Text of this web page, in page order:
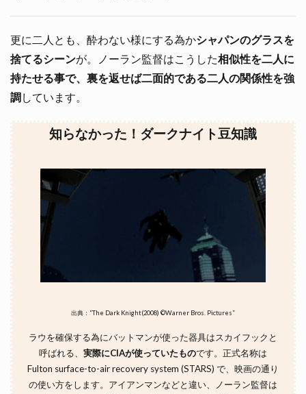
更に二人とも、酔わない様にする為かシャパンのグラスを
捨てるシーンが。ノーラン監督はこうした相似性を二人に
持たせる事で、裏を返せば二面的である二人の関係性を強
調しています。
知らなかった！ダークナイト豆知識
出典：”The Dark Knight(2008) ©Warner Bros. Pictures”
ラウを確保する為にバットマンが使った器具はスカイフックと
呼ばれる、 実際にCIAが使っていたものです。正式名称は
Fulton surface-to-air recovery system (STARS) で、映画の通り
の使い方をします。アイアンマンなどと違い、ノーラン監督は